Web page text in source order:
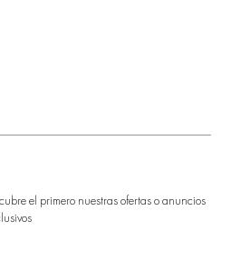
el primero nuestras ofertas o anuncios